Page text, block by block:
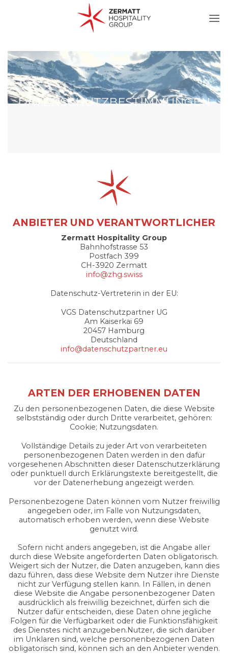
DATENSCHUTZBESTIMMUNGEN
ANBIETER UND VERANTWORTLICHER
Zermatt Hospitality Group
Bahnhofstrasse 53
Postfach 399
CH-3920 Zermatt
info@zhg.swiss
Datenschutz-Vertreterin in der EU:
VGS Datenschutzpartner UG
Am Kaiserkai 69
20457 Hamburg
Deutschland
info@datenschutzpartner.eu
ARTEN DER ERHOBENEN DATEN
Zu den personenbezogenen Daten, die diese Website
selbstständig oder durch Dritte verarbeitet, gehören:
Cookie; Nutzungsdaten.
Vollständige Details zu jeder Art von verarbeiteten
personenbezogenen Daten werden in den dafür
vorgesehenen Abschnitten dieser Datenschutzerklärung
oder punktuell durch Erklärungstexte bereitgestellt, die
vor der Datenerhebung angezeigt werden.
Personenbezogene Daten können vom Nutzer freiwillig
angegeben oder, im Falle von Nutzungsdaten,
automatisch erhoben werden, wenn diese Website
genutzt wird.
Sofern nicht anders angegeben, ist die Angabe aller
durch diese Website angeforderten Daten obligatorisch.
Weigert sich der Nutzer, die Daten anzugeben, kann dies
dazu führen, dass diese Website dem Nutzer ihre Dienste
nicht zur Verfügung stellen kann. In Fällen, in denen
diese Website die Angabe personenbezogener Daten
ausdrücklich als freiwillig bezeichnet, dürfen sich die
Nutzer dafür entscheiden, diese Daten ohne jegliche
Folgen für die Verfügbarkeit oder die Funktionsfähigkeit
des Dienstes nicht anzugeben.Nutzer, die sich darüber
im Unklaren sind, welche personenbezogenen Daten
obligatorisch sind, können sich an den Anbieter wenden.